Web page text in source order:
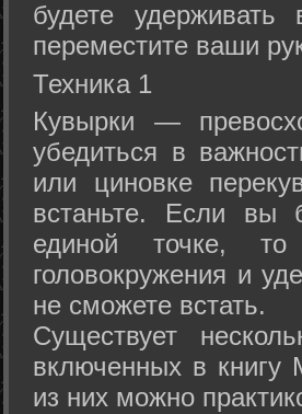
будете
переместите ваши
Техника 1
Кувырки —
убедиться в
или циновке
встаньте. Если вы
единой точке,
головокружения и
не сможете встать.
Существует
включенных в книгу
из них можно